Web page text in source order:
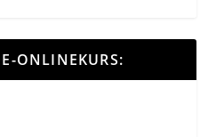
ONLINEKURS: